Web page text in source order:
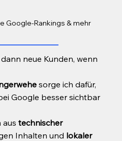
Google-Rankings & mehr
neue Kunden, wenn
sorge ich dafür,
Google besser sichtbar
aus technischer
Inhalten und lokaler